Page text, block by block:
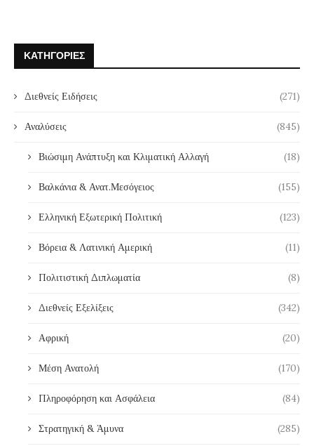
ΚΑΤΗΓΟΡΊΕΣ
Διεθνείς Ειδήσεις (271)
Αναλύσεις (845)
Βιώσιμη Ανάπτυξη και Κλιματική Αλλαγή (18)
Βαλκάνια & Ανατ.Μεσόγειος (155)
Ελληνική Εξωτερική Πολιτική (123)
Βόρεια & Λατινική Αμερική (11)
Πολιτιστική Διπλωματία (8)
Διεθνείς Εξελίξεις (342)
Αφρική (20)
Μέση Ανατολή (170)
Πληροφόρηση και Ασφάλεια (84)
Στρατηγική & Άμυνα (285)